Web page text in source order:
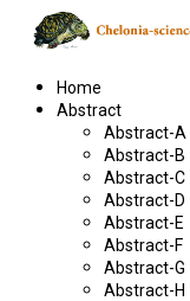
Home
Abstract
Abstract-A
Abstract-B
Abstract-C
Abstract-D
Abstract-E
Abstract-F
Abstract-G
Abstract-H